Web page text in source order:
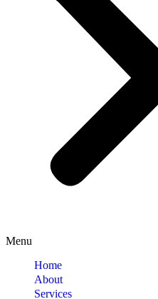
Menu
Home
About
Services